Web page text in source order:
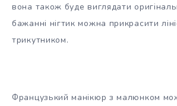
вона також буде виглядати
бажанні нігтик можна прикрасити
трикутником.
Французький манікюр з малюнком